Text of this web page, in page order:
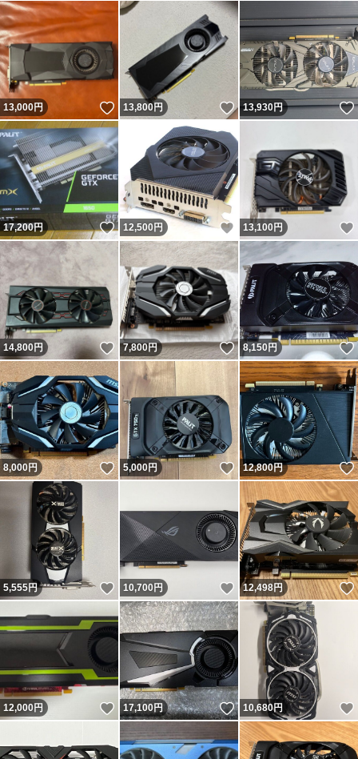
13,000円 いいね！
13,800円 いいね！
13,930円
17,200円 いいね！
12,500 円 いいね！
13,100円
14,800円 いいね！
7,800円 いいね！
8,150円
8,000円 いいね！
5,000円 いいね！
12,800円
5,555円 いいね！
10,700円 いいね！
12,498円
12,000円 いいね！
17,100円 いいね！
10,680円